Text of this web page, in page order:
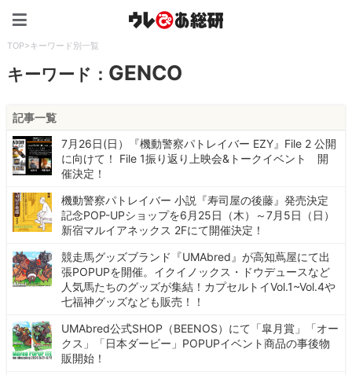
TOP>キーワード別一覧
キーワード： GENCO
記事一覧
7月26日(日）『機動警察パトレイバー EZY』File 2 公開
に向けて！ File 1振り返り上映会&トークイベント 開
催決定！
機動警察パトレイバー 小説『寿司屋の後藤』発売決定
記念POP-UPショップを6月25日（木）～7月5日（日）
新宿マルイアネックス 2Fにて開催決定！
競走馬グッズブランド『UMAbred』が高知蔦屋にて出
張POPUPを開催。イクイノックス・ドウデュースなど
人気馬たちのグッズが集結！カプセルトイVol.1~Vol.4や
七福神グッズなども販売！！
UMAbred公式SHOP（BEENOS）にて「皐月賞」「オー
クス」「日本ダービー」POPUPイベント商品の事後物
販開始！